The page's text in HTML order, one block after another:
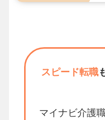
スピード転職
マイナビ介護